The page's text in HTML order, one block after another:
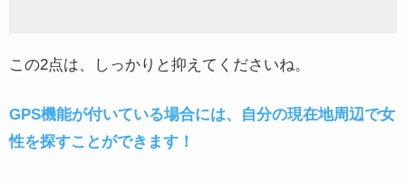
この2点は、しっかりと抑えてくださいね。
GPS機能が付いている場合には、自分の現在地周辺で女
性を探すことができます！